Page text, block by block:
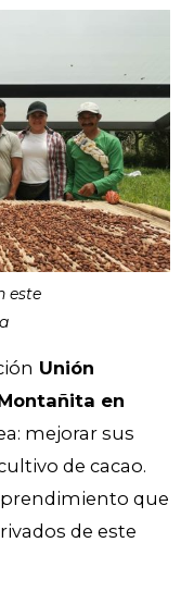
este
Unión
en
mejorar sus
de cacao.
que
de este